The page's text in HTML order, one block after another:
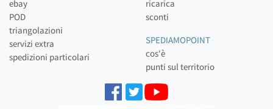
ebay
POD
triangolazioni
servizi extra
spedizioni particolari
ricarica
sconti
SPEDIAMOPOINT
cos'è
punti sul territorio